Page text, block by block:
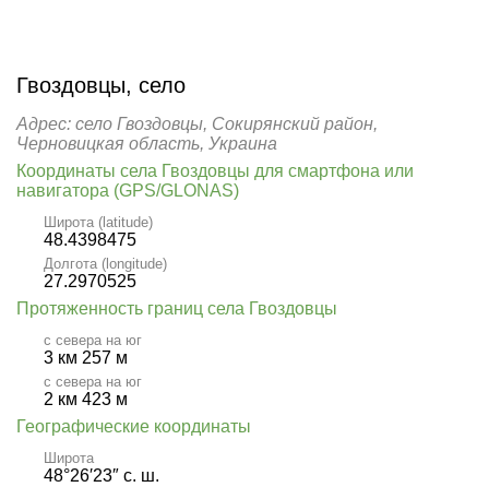
Гвоздовцы, село
Адрес: село Гвоздовцы, Сокирянский район,
Черновицкая область, Украина
Координаты села Гвоздовцы для смартфона или
навигатора (GPS/GLONAS)
Широта (latitude)
48.4398475
Долгота (longitude)
27.2970525
Протяженность границ села Гвоздовцы
с севера на юг
3 км 257 м
с севера на юг
2 км 423 м
Географические координаты
Широта
48°26′23″ с. ш.